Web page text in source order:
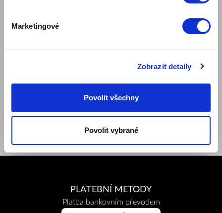
Marketingové
Zobrazit detaily
Povolit všechny
Povolit vybrané
Klubové podmínky ZepterClub
Ochrana osobních údajů
SLEDUJTE NÁS
PLATEBNÍ METODY
Platba bankovním převodem